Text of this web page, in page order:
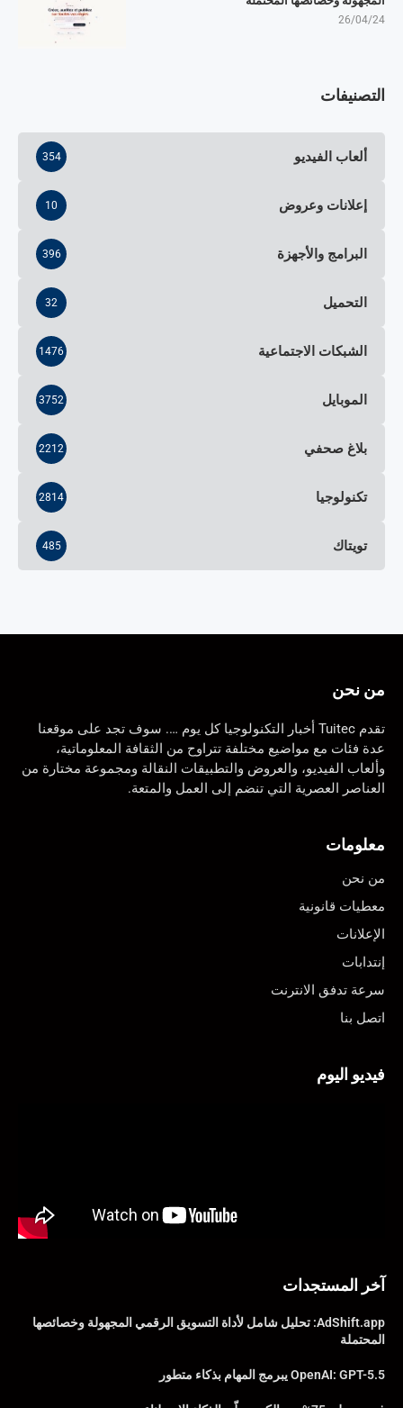
26/04/24
التصنيفات
ألعاب الفيديو 354
إعلانات وعروض 10
البرامج والأجهزة 396
التحميل 32
الشبكات الاجتماعية 1476
الموبايل 3752
بلاغ صحفي 2212
تكنولوجيا 2814
تويتاك 485
من نحن
تقدم Tuitec أخبار التكنولوجيا كل يوم …. سوف تجد على موقعنا
عدة فئات مع مواضيع مختلفة تتراوح من الثقافة المعلوماتية،
وألعاب الفيديو، والعروض والتطبيقات النقالة ومجموعة مختارة من
العناصر العصرية التي تنضم إلى العمل والمتعة.
معلومات
من نحن
معطيات قانونية
الإعلانات
إنتدابات
سرعة تدفق الانترنت
اتصل بنا
فيديو اليوم
آخر المستجدات
AdShift.app: تحليل شامل لأداة التسويق الرقمي المجهولة وخصائصها
المحتملة
OpenAI: GPT-5.5 يبرمج المهام بذكاء متطور